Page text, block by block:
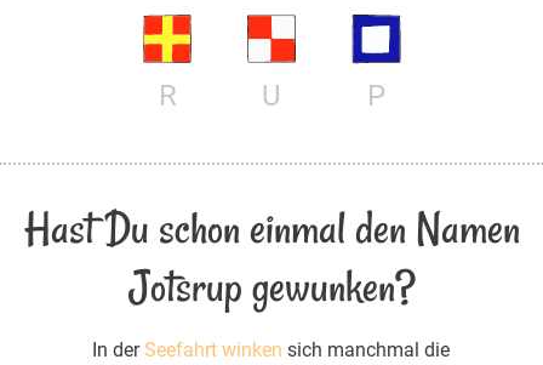
R U P
Hast Du schon einmal den Namen
Jotsrup gewunken?
In derSeefahrt winken sich manchmal die